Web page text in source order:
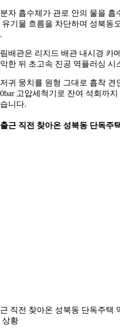
자 흡수체가 관로 안의 물을 흡
유기물 흐름을 차단하며 성북동
배관은 리지드 배관 내시경 카
한 뒤 초고속 진공 역플러싱 시
귀 뭉치를 원형 그대로 흡착 견
고압세척기로 잔여 석회까
니다.
근 직전 찾아온 성북동 단독주
직전 찾아온 성북동 단독주택
상황